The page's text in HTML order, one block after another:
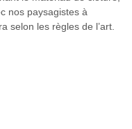
nos paysagistes à
selon les règles de l’art.